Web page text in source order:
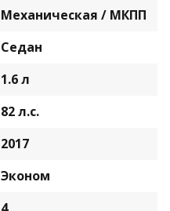
Механическая / МКПП
Седан
1.6 л
82 л.с.
2017
Эконом